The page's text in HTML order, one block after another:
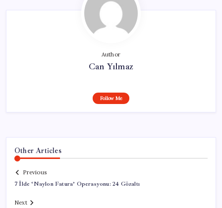
Author
Can Yılmaz
Follow Me
Other Articles
Previous
7 İlde ‘Naylon Fatura’ Operasyonu: 24 Gözaltı
Next